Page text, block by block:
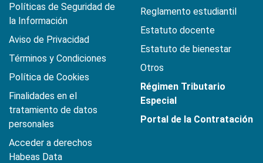
Políticas de Seguridad de
la Información
Aviso de Privacidad
Términos y Condiciones
Política de Cookies
Finalidades en el
tratamiento de datos
personales
Acceder a derechos
Habeas Data
Reglamento estudiantil
Estatuto docente
Estatuto de bienestar
Otros
Régimen Tributario
Especial
Portal de la Contratación